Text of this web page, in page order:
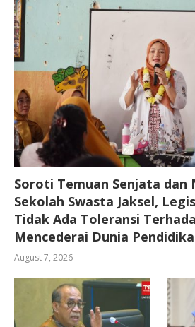
Soroti Temuan Senjata
Sekolah Swasta Jaksel,
Tidak Ada Toleransi
Mencederai Dunia
August 7, 2026